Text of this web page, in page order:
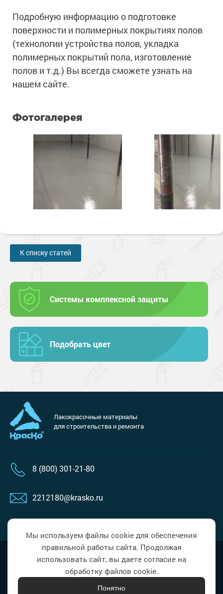
Подробную информацию о подготовке
поверхности и полимерных покрытиях полов
(технологии устройства полов, укладка
полимерных покрытий пола, изготовление
полов и т.д.) Вы всегда сможете узнать на
нашем сайте.
Фотогалерея
К списку статей
Системы комплексной защиты
Подобрать цвет
Лакокрасочные материалы
для строительства и ремонта
8 (800) 301-21-80
2212180@krasko.ru
Политика в области обработки
персональных данных
Мы используем файлы cookie для обеспечения
правильной работы сайта. Продолжая
использовать сайт, вы даете согласие на
обработку файлов cookie.
Понятно